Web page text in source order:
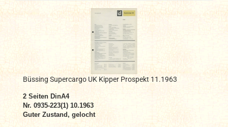
Büssing Supercargo UK Kipper Prospekt 11.1963
2 Seiten DinA4
Nr. 0935-223(1) 10.1963
Guter Zustand, gelocht